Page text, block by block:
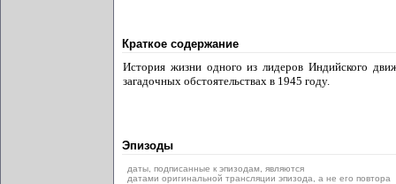
Краткое содержание
История жизни одного из лидеров Индийского
загадочных обстоятельствах в 1945 году.
Эпизоды
даты, подписанные к эпизодам, являются
датами оригинальной трансляции эпизода, а не его повтора